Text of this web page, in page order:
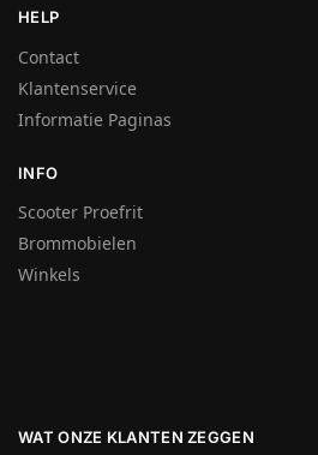
HELP
Contact
Klantenservice
Informatie Paginas
INFO
Scooter Proefrit
Brommobielen
Winkels
WAT ONZE KLANTEN ZEGGEN